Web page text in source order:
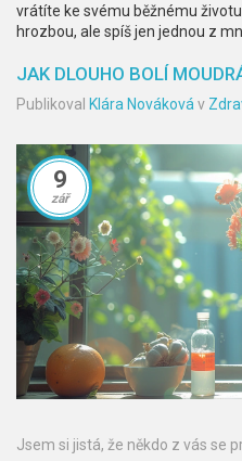
vrátíte ke svému běžnému
hrozbou, ale spíš jen jednou z
JAK DLOUHO BOLÍ
Publikoval Klára Nováková v
9
zář
Jsem si jistá, že někdo z vás se